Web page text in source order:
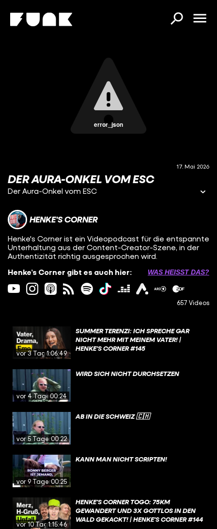
error_json
17. Mai 2026
DER AURA-ONKEL VOM ESC
Der Aura-Onkel vom ESC
HENKE’S CORNER
Henke's Corner ist ein Videopodcast für die entspannte
Unterhaltung aus der Content-Creator-Szene, in der
Authentizität richtig ausgesprochen wird.
Henke’s Corner gibt es auch hier:
WAS HEISST DAS?
657 Videos
vor 3 Tagen1:06:49
SUMMER TERENZI: ICH SPRECHE GAR
NICHT MEHR MIT MEINEM VATER! |
HENKE'S CORNER #145
vor 4 Tagen00:24
WIRD SICH NICHT DURCHSETZEN
vor 5 Tagen00:22
AB IN DIE SCHWEIZ 🇨🇭
vor 9 Tagen00:25
KANN MAN NICHT SCRIPTEN!
vor 10 Tagen1:15:46
HENKE'S CORNER TOGO: 75KM
GEWANDERT UND 3X GOTTLOS IN DEN
WALD GEKACKT! | HENKE'S CORNER #144